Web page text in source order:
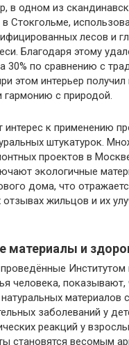
в одном из
Стокгольме,
лесов и
Благодаря этому
30% по сравнению с
этом интерьер
гармонию с природой.
интерес к применению
штукатурок.
проектов в
экологичные
дома, что
жильцов и их
материалы и
Институтом
человека, показывают,
материалов
заболеваний у
реакций у
становятся весомым